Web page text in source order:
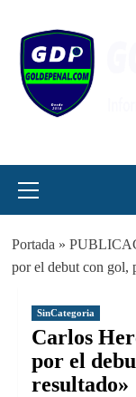
contenido
principal
Portada »
por el debut con gol,
SinCategoria
Carlos
por el
resultado»